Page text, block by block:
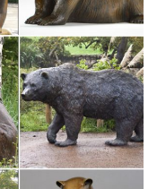
на eBay.com
на eBay с
примерный
на траве", цвет: